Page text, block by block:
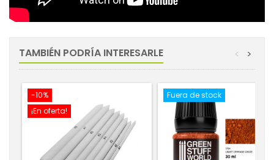
TAMBIÉN PODRÍA INTERESARLE >
<
-10%
¡En oferta!
Fuera de stock